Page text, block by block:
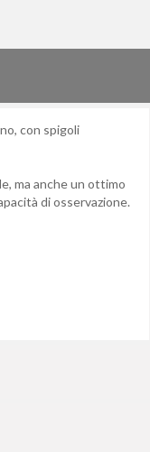
con spigoli
ma anche un ottimo
di osservazione.